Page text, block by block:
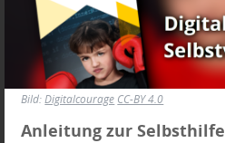
Bild:Digitalcourage CC-BY 4.0
Anleitung zur Selbsthilfe